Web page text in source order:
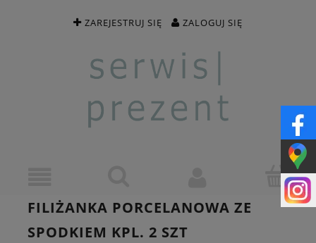
ZAREJESTRUJ SIĘ ZALOGUJ SIĘ
FILIŻANKA PORCELANOWA ZE
SPODKIEM KPL. 2 SZT